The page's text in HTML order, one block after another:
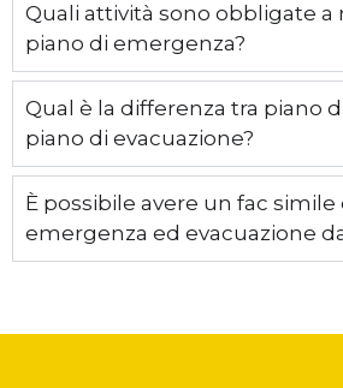
Quali attività sono obbligate a
piano di emergenza?
Qual è la differenza tra piano
piano di evacuazione?
È possibile avere un fac simile
emergenza ed evacuazione